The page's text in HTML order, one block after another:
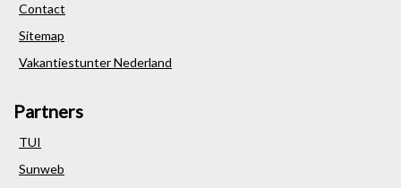
Contact
Sitemap
Vakantiestunter Nederland
Partners
TUI
Sunweb